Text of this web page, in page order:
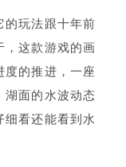
的玩法跟十年前
，这款游戏的画
度的推进，一座
湖面的水波动态
细看还能看到水